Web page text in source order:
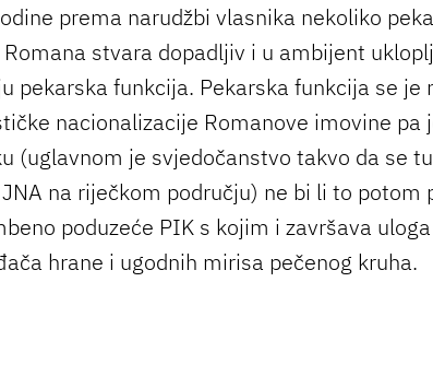
prema narudžbi vlasnika nekoliko
Romana stvara dopadljiv i u ambijent
pekarska funkcija. Pekarska funkcija se je
nacionalizacije Romanove imovine pa
(uglavnom je svjedočanstvo takvo da se
na riječkom području) ne bi li to potom
poduzeće PIK s kojim i završava
hrane i ugodnih mirisa pečenog kruha.